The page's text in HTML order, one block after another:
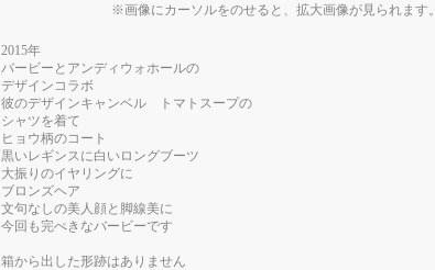
※画像にカーソルをのせると、拡大画像が見られます。
2015年
バービーとアンディウォホールの
デザインコラボ
彼のデザインキャンベル トマトスープの
シャツを着て
ヒョウ柄のコート
黒いレギンスに白いロングブーツ
大振りのイヤリングに
ブロンズヘア
文句なしの美人顔と脚線美に
今回も完ぺきなバービーです
箱から出した形跡はありません